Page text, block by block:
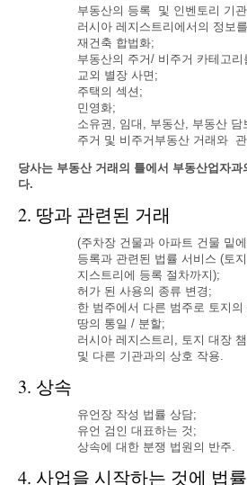
부동산의 등록 및 인벤토리 기
러시아 레지스트리에서의 정보
재건축 합법화;
부동산의 주거/ 비주거 카테고리
교외 별장 사면;
주택의 섹션;
민영화;
소유권, 임대, 부동산, 부동산
주거 및 비주거부동산 거래와
당사는 부동산 거래의 틀에서 부동산업자과
다.
2. 땅과 관련된 거래
(주차장 건물과 아파트 건물 밑
등록과 관련된 법률 서비스 (토
지스트리에 등록 절차까지);
허가 된 사용의 종류 변경;
한 범주에서 다른 범주로 토지의
땅의 통일 / 분할;
러시아 레지스트리, 토지 대장
및 다른 기관과의 상호 작용.
3. 상속
유언장 작성 법률 상담;
유언 검인 대표하는 것;
상속에 대한 분쟁 법원의 반주.
4. 사업을 시작하는 것에 법